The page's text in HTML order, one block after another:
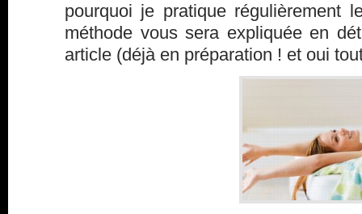
pourquoi je pratique régulièrement
méthode vous sera expliquée en
article (déjà en préparation ! et oui